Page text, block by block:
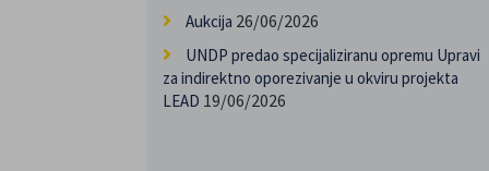
Aukcija 26/06/2026
UNDP predao specijaliziranu opremu Upravi
za indirektno oporezivanje u okviru projekta
LEAD 19/06/2026